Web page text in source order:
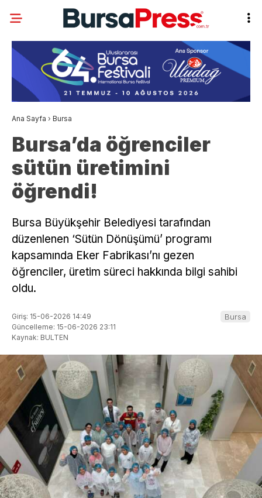
Ana Sayfa › Bursa
Bursa’da öğrenciler
sütün üretimini
öğrendi!
Bursa Büyükşehir Belediyesi tarafından
düzenlenen ‘Sütün Dönüşümü’ programı
kapsamında Eker Fabrikası’nı gezen
öğrenciler, üretim süreci hakkında bilgi sahibi
oldu.
Giriş: 15-06-2026 14:49
Güncelleme: 15-06-2026 23:11
Kaynak: BULTEN
Bursa